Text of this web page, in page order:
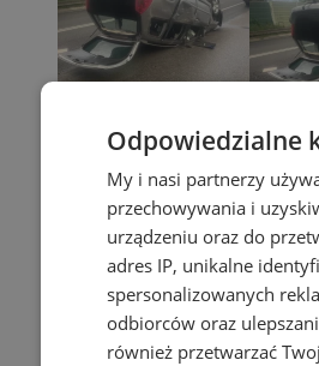
Odpowiedzialne
My i nasi partnerzy
przechowywania i
urządzeniu oraz do
adres IP, unikalne
spersonalizowanych
odbiorców oraz
również przetwarzać